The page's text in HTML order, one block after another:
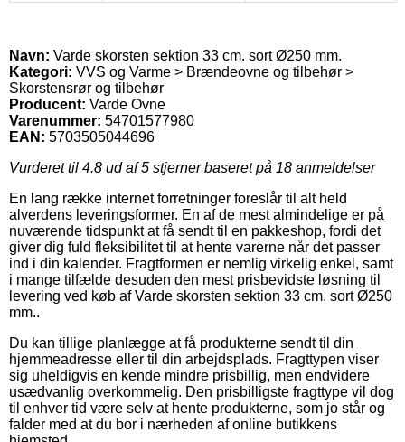
Navn: Varde skorsten sektion 33 cm. sort Ø250 mm.
Kategori: VVS og Varme > Brændeovne og tilbehør >
Skorstensrør og tilbehør
Producent: Varde Ovne
Varenummer: 54701577980
EAN: 5703505044696
Vurderet til 4.8 ud af 5 stjerner baseret på 18 anmeldelser
En lang række internet forretninger foreslår til alt held
alverdens leveringsformer. En af de mest almindelige er på
nuværende tidspunkt at få sendt til en pakkeshop, fordi det
giver dig fuld fleksibilitet til at hente varerne når det passer
ind i din kalender. Fragtformen er nemlig virkelig enkel, samt
i mange tilfælde desuden den mest prisbevidste løsning til
levering ved køb af Varde skorsten sektion 33 cm. sort Ø250
mm..
Du kan tillige planlægge at få produkterne sendt til din
hjemmeadresse eller til din arbejdsplads. Fragttypen viser
sig uheldigvis en kende mindre prisbillig, men endvidere
usædvanlig overkommelig. Den prisbilligste fragttype vil dog
til enhver tid være selv at hente produkterne, som jo står og
falder med at du bor i nærheden af online butikkens